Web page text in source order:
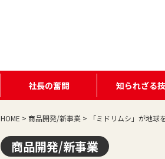
社長の奮闘 知られざる
HOME > 商品開発/新事業 > 「ミドリムシ」が地
商品開発/新事業